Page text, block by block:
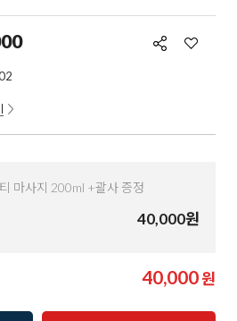
마사지 200ml +괄사 증정
40,000원
40,000원